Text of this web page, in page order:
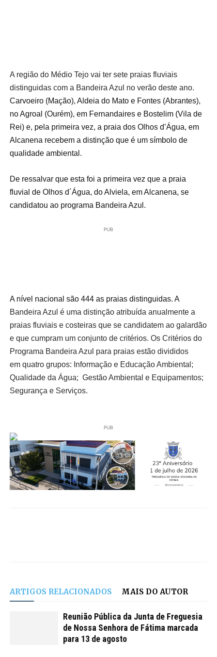
A região do Médio Tejo vai ter sete praias fluviais
distinguidas com a Bandeira Azul no verão deste ano.
Carvoeiro (Mação), Aldeia do Mato e Fontes (Abrantes),
no Agroal (Ourém), em Fernandaires e Bostelim (Vila de
Rei) e, pela primeira vez, a praia dos Olhos d’Água, em
Alcanena recebem a distinção que é um símbolo de
qualidade ambiental.
De ressalvar que esta foi a primeira vez que a praia
fluvial de Olhos d´Água, do Alviela, em Alcanena, se
candidatou ao programa Bandeira Azul.
PUB
A nível nacional são 444 as praias distinguidas. A
Bandeira Azul é uma distinção atribuída anualmente a
praias fluviais e costeiras que se candidatem ao galardão
e que cumpram um conjunto de critérios. Os Critérios do
Programa Bandeira Azul para praias estão divididos
em quatro grupos: Informação e Educação Ambiental;
Qualidade da Água; Gestão Ambiental e Equipamentos;
Segurança e Serviços.
PUB
ARTIGOS RELACIONADOS MAIS DO AUTOR
Reunião Pública da Junta de Freguesia
de Nossa Senhora de Fátima marcada
para 13 de agosto